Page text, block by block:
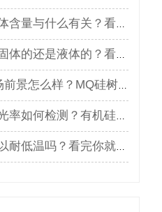
什么有关？看完你就明白了
是液体的？看完你就明白了
么样？MQ硅树脂厂家解析
？有机硅树脂的折光率检测方法
低温吗？看完你就明白了